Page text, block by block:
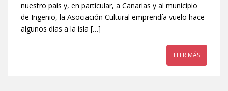
nuestro país y, en particular, a Canarias y al municipio
de Ingenio, la Asociación Cultural emprendía vuelo hace
algunos días a la isla […]
LEER MÁS